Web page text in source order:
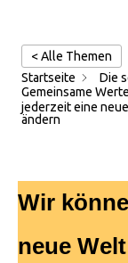
< Alle Themen
Startseite
Die
Gemeinsame
jederzeit eine
ändern
Wir
neue